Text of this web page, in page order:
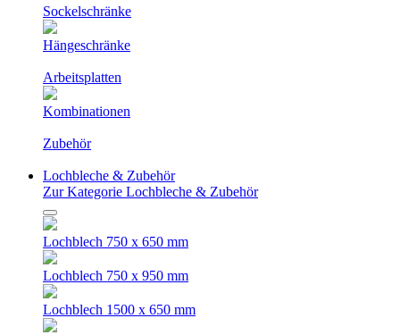
Sockelschränke
Hängeschränke
Arbeitsplatten
Kombinationen
Zubehör
Lochbleche & Zubehör
Zur Kategorie Lochbleche & Zubehör
Lochblech 750 x 650 mm
Lochblech 750 x 950 mm
Lochblech 1500 x 650 mm